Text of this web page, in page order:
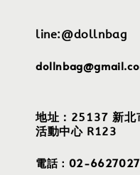
line:@dollnbag
地址：25137 新北
活動中心 R123
電話：02-